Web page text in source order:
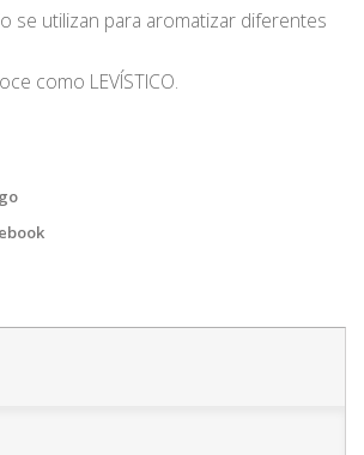
se utilizan para aromatizar diferentes
como LEVÍSTICO.